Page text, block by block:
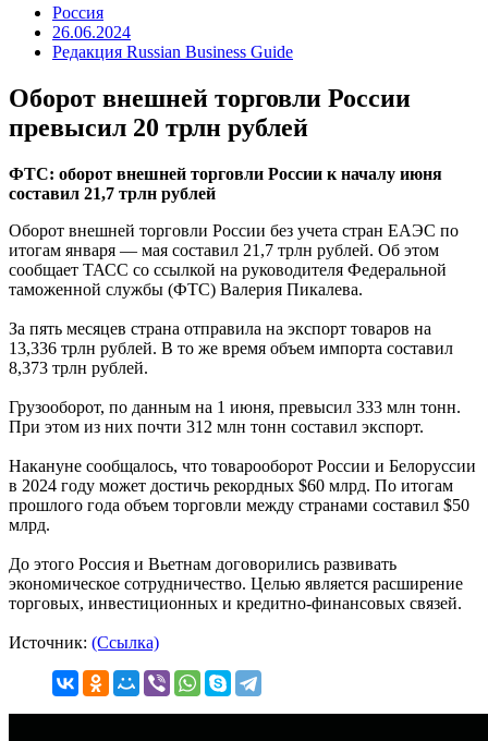
Россия
26.06.2024
Редакция Russian Business Guide
Оборот внешней торговли России
превысил 20 трлн рублей
ФТС: оборот внешней торговли России к началу июня
составил 21,7 трлн рублей
Оборот внешней торговли России без учета стран ЕАЭС по
итогам января — мая составил 21,7 трлн рублей. Об этом
сообщает ТАСС со ссылкой на руководителя Федеральной
таможенной службы (ФТС) Валерия Пикалева.
За пять месяцев страна отправила на экспорт товаров на
13,336 трлн рублей. В то же время объем импорта составил
8,373 трлн рублей.
Грузооборот, по данным на 1 июня, превысил 333 млн тонн.
При этом из них почти 312 млн тонн составил экспорт.
Накануне сообщалось, что товарооборот России и Белоруссии
в 2024 году может достичь рекордных $60 млрд. По итогам
прошлого года объем торговли между странами составил $50
млрд.
До этого Россия и Вьетнам договорились развивать
экономическое сотрудничество. Целью является расширение
торговых, инвестиционных и кредитно-финансовых связей.
Источник: (Ссылка)